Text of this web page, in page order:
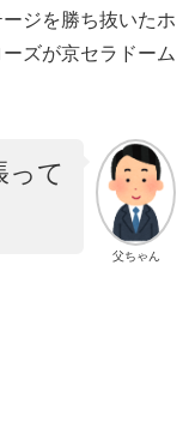
ジを勝ち抜いたホ
ズが京セラドーム
父ちゃん
って